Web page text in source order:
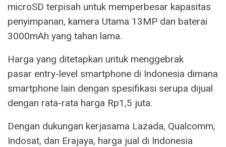
microSD terpisah untuk memperbesar kapasitas
penyimpanan, kamera Utama 13MP dan baterai
3000mAh yang tahan lama.
Harga yang ditetapkan untuk menggebrak
pasar entry-level smartphone di Indonesia dimana
smartphone lain dengan spesifikasi serupa dijual
dengan rata-rata harga Rp1,5 juta.
Dengan dukungan kerjasama Lazada, Qualcomm,
Indosat, dan Erajaya, harga jual di Indonesia